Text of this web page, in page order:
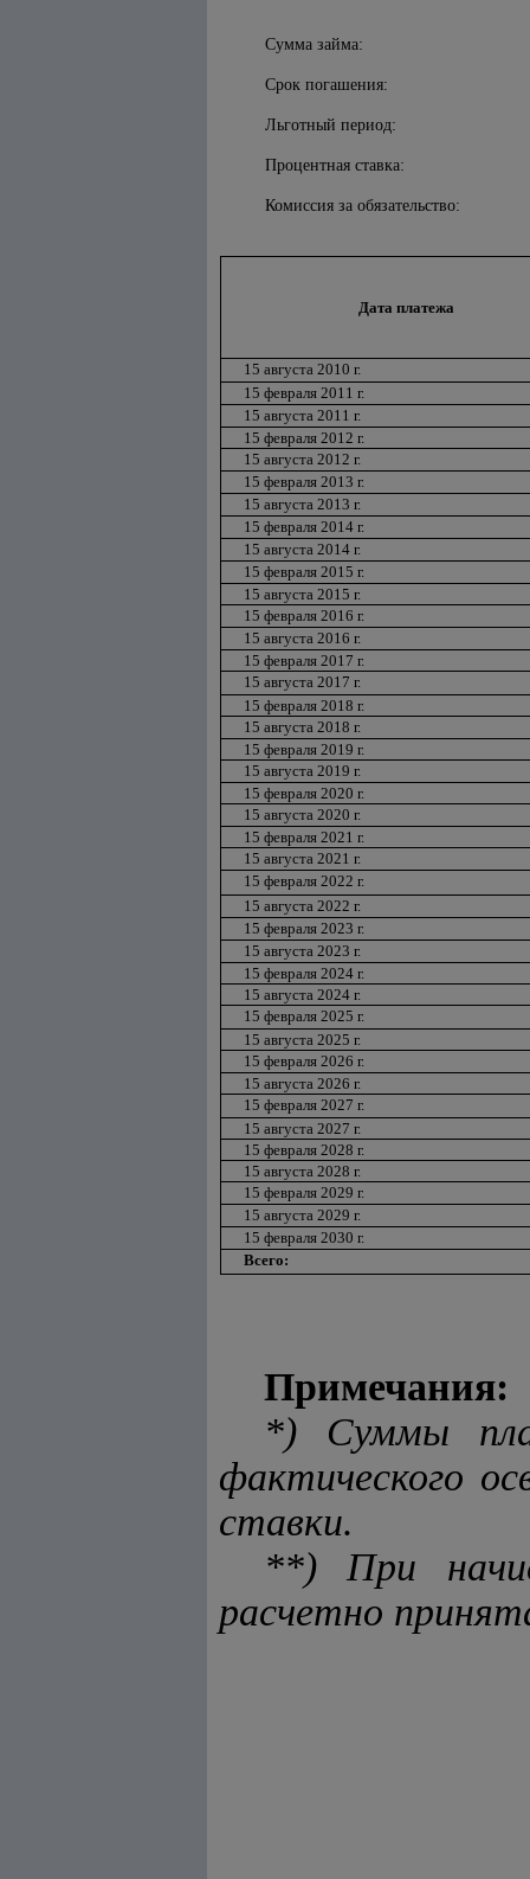
Сумма займа:
Срок погашения:
Льготный период:
Процентная ставка:
Комиссия за обязательство:
Дата платежа
15 августа 2010 г.
15 февраля 2011 г.
15 августа 2011 г.
15 февраля 2012 г.
15 августа 2012 г.
15 февраля 2013 г.
15 августа 2013 г.
15 февраля 2014 г.
15 августа 2014 г.
15 февраля 2015 г.
15 августа 2015 г.
15 февраля 2016 г.
15 августа 2016 г.
15 февраля 2017 г.
15 августа 2017 г.
15 февраля 2018 г.
15 августа 2018 г.
15 февраля 2019 г.
15 августа 2019 г.
15 февраля 2020 г.
15 августа 2020 г.
15 февраля 2021 г.
15 августа 2021 г.
15 февраля 2022 г.
15 августа 2022 г.
15 февраля 2023 г.
15 августа 2023 г.
15 февраля 2024 г.
15 августа 2024 г.
15 февраля 2025 г.
15 августа 2025 г.
15 февраля 2026 г.
15 августа 2026 г.
15 февраля 2027 г.
15 августа 2027 г.
15 февраля 2028 г.
15 августа 2028 г.
15 февраля 2029 г.
15 августа 2029 г.
15 февраля 2030 г.
Всего:
Примечания:
*) Суммы
фактического
ставки.
**) При
расчетно